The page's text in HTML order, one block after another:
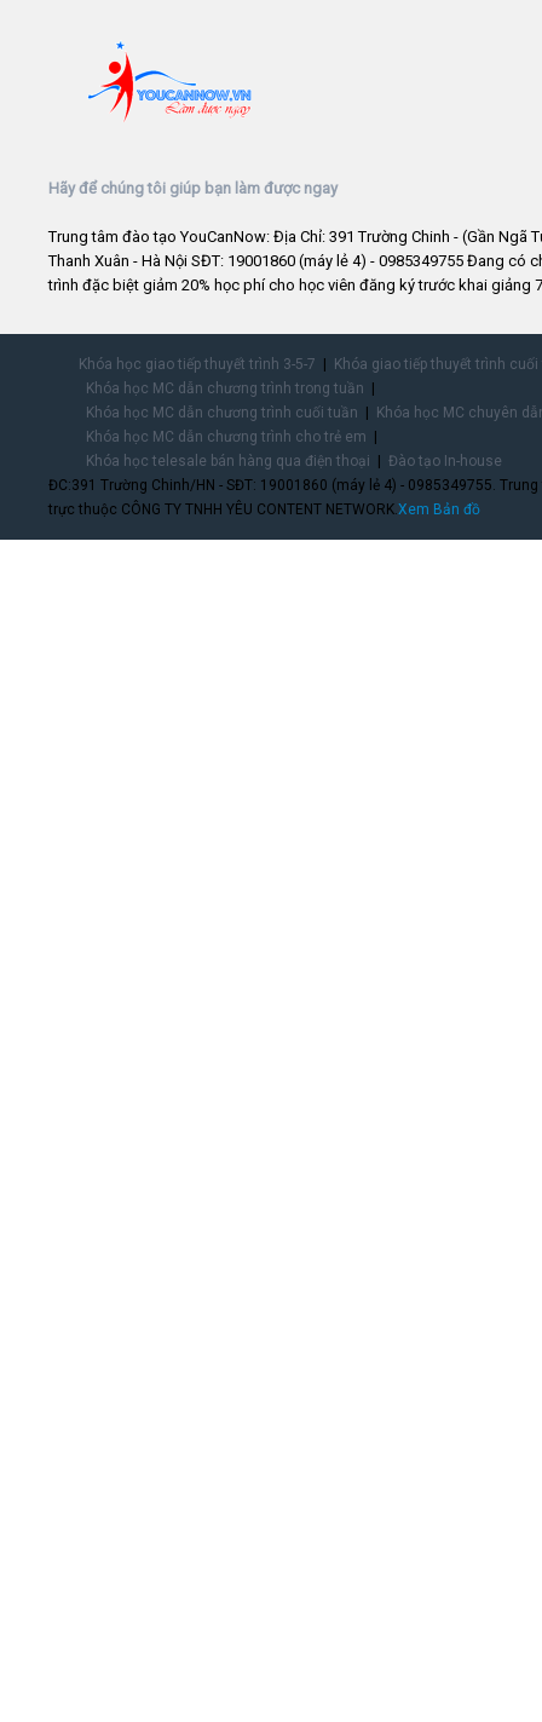
Hãy để chúng tôi giúp bạn làm được ngay
Trung tâm đào tạo YouCanNow: Địa Chỉ: 391 Trường Chinh - (Gần Ngã
Thanh Xuân - Hà Nội SĐT: 19001860 (máy lẻ 4) - 0985349755 Đang có
trình đặc biệt giảm 20% học phí cho học viên đăng ký trước khai giảng
Khóa học giao tiếp thuyết trình 3-5-7
Khóa giao tiếp thuyết trình
Khóa học MC dẫn chương trình trong tuần
Khóa học MC dẫn chương trình cuối tuần
Khóa học MC chuyên
Khóa học MC dẫn chương trình cho trẻ em
Khóa học telesale bán hàng qua điện thoại
Đào tạo In-house
ĐC:391 Trường Chinh/HN - SĐT: 19001860 (máy lẻ 4) - 0985349755.
trực thuộc CÔNG TY TNHH YÊU CONTENT NETWORK. Xem Bản đồ